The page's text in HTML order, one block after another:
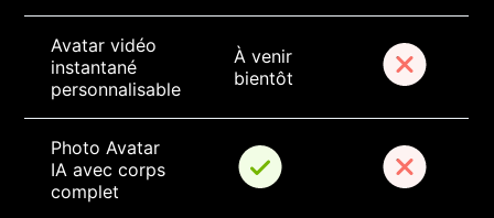
Avatar vidéo
instantané
personnalisable
À venir
bientôt
Photo Avatar
IA avec corps
complet